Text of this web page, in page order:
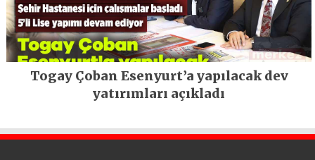
Togay Çoban Esenyurt’a yapılacak dev
yatırımları açıkladı